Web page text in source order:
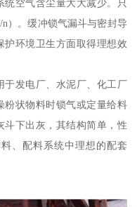
空气含尘量大大减少。只
n）。缓冲锁气漏斗与密封导
护环境卫生方面取得理想效
于发电厂、水泥厂、化工厂
粉状物料时锁气或定量给料
斗下出灰，其结构简单，性
、配料系统中理想的配套